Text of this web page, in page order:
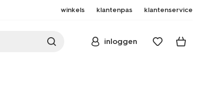
winkels klantenpas klantenservice
inloggen